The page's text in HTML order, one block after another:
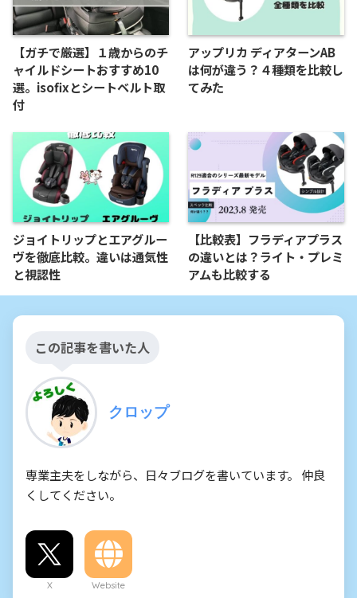
【ガチで厳選】１歳からのチ
ャイルドシートおすすめ10
選。isofixとシートベルト取
付
アップリカ ディアターンAB
は何が違う？４種類を比較し
てみた
ジョイトリップとエアグルー
ヴを徹底比較。違いは通気性
と視認性
【比較表】フラディアプラス
の違いとは？ライト・プレミ
アムも比較する
この記事を書いた人
クロップ
専業主夫をしながら、日々ブログを書いています。 仲良
くしてください。
X Website